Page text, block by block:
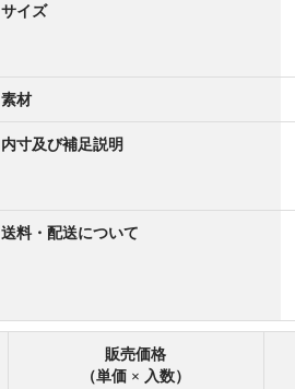
サイズ
素材
内寸及び補足説明
送料・配送について
販売価格
（単価 × 入数）